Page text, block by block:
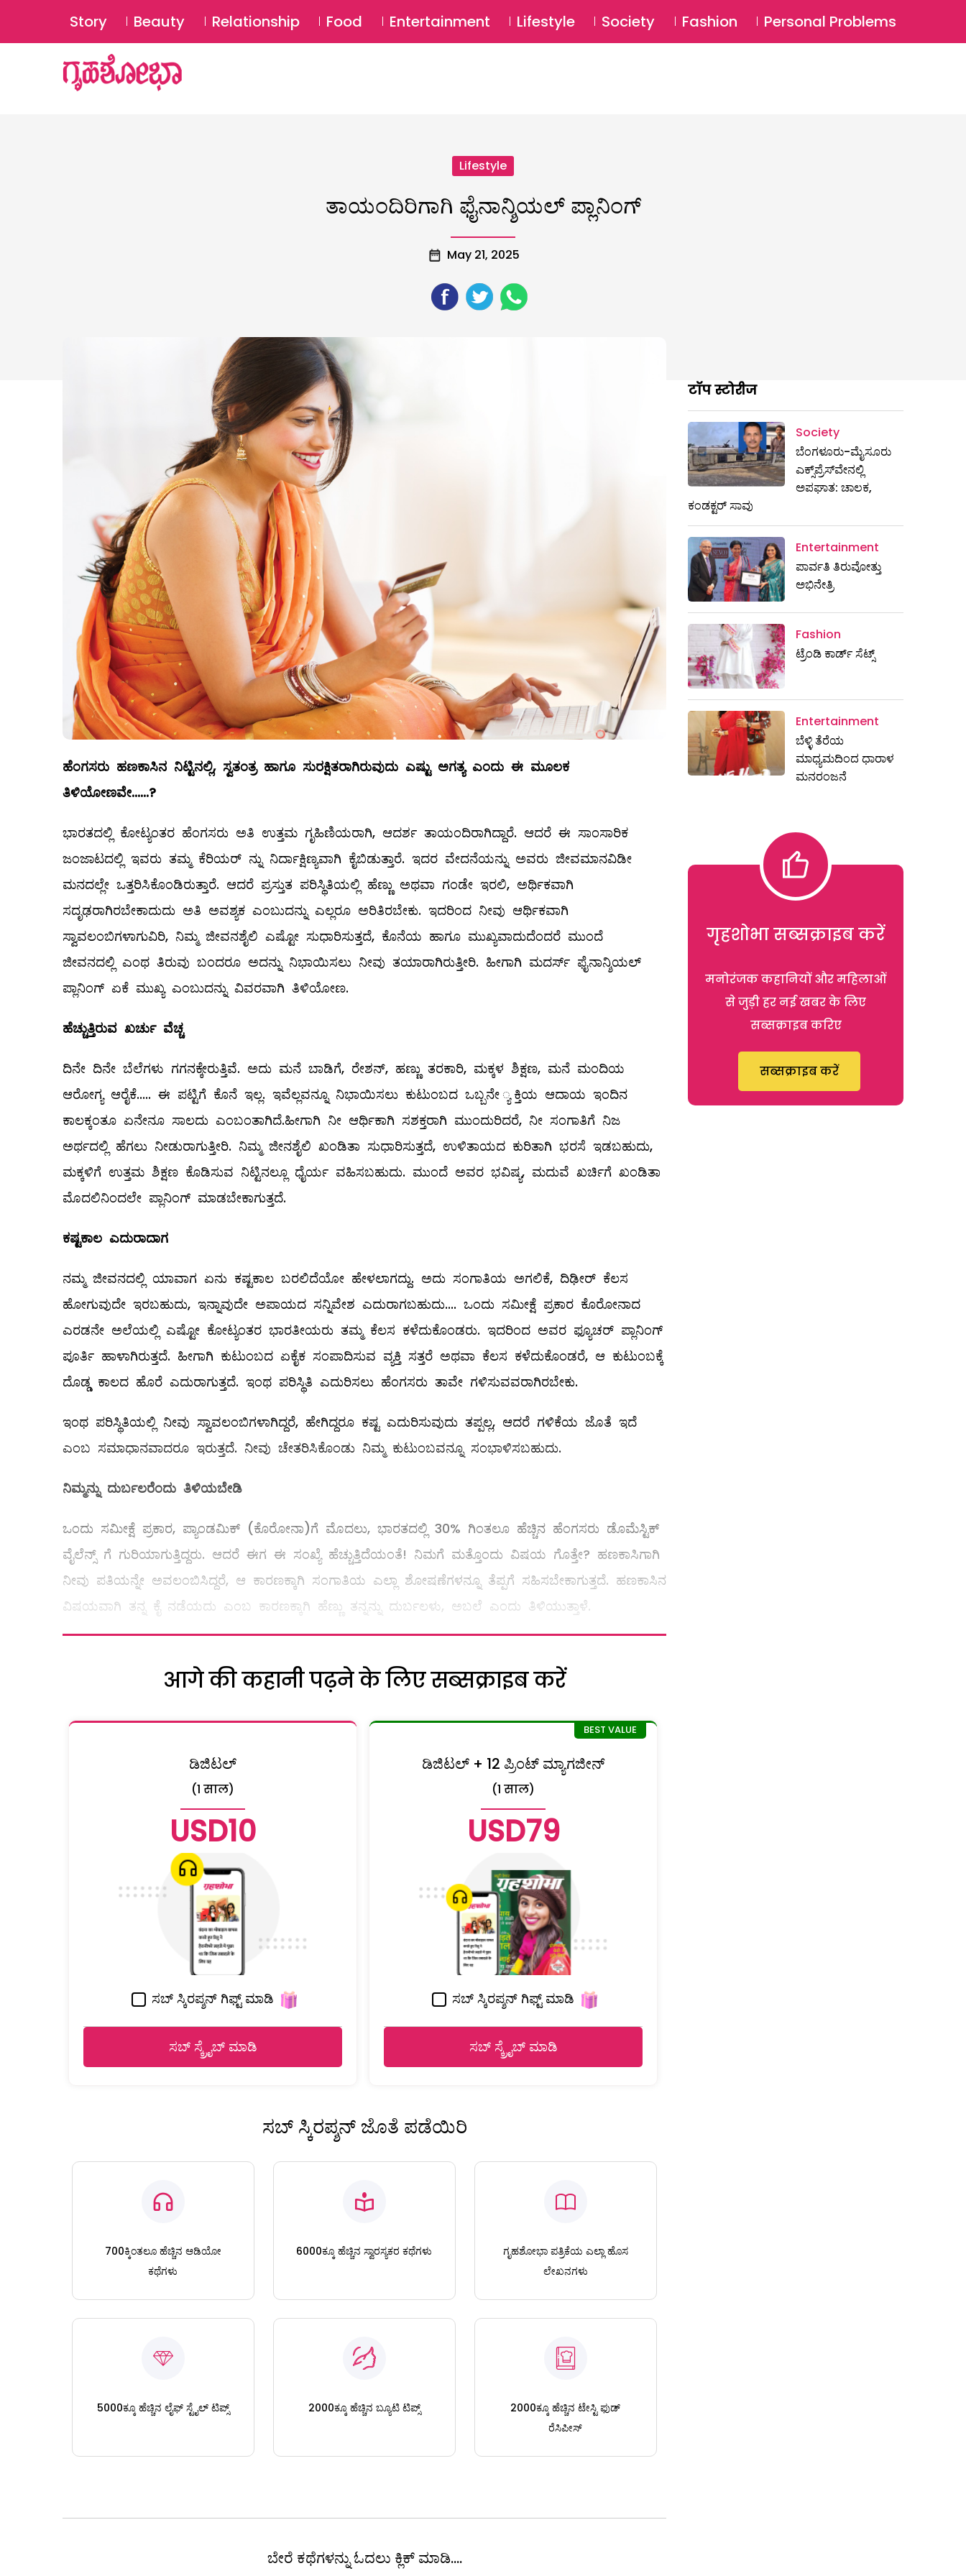
SUBSCRIBE Login ⚲
Story Beauty Relationship Food Entertainment Lifestyle Society Fashion Personal Problems
Lifestyle
ತಾಯಂದಿರಿಗಾಗಿ ಫೈನಾನ್ಶಿಯಲ್ ಪ್ಲಾನಿಂಗ್
May 21, 2025
ಹೆಂಗಸರು ಹಣಕಾಸಿನ ನಿಟ್ಟಿನಲ್ಲಿ, ಸ್ವತಂತ್ರ ಹಾಗೂ ಸುರಕ್ಷಿತರಾಗಿರುವುದು ಎಷ್ಟು ಅಗತ್ಯ ಎಂದು ಈ ಮೂಲಕ
ತಿಳಿಯೋಣವೇ......?
ಭಾರತದಲ್ಲಿ ಕೋಟ್ಯಂತರ ಹೆಂಗಸರು ಅತಿ ಉತ್ತಮ ಗೃಹಿಣಿಯರಾಗಿ, ಆದರ್ಶ ತಾಯಂದಿರಾಗಿದ್ದಾರೆ. ಆದರೆ ಈ ಸಾಂಸಾರಿಕ
ಜಂಜಾಟದಲ್ಲಿ ಇವರು ತಮ್ಮ ಕೆರಿಯರ್‌ ನ್ನು ನಿರ್ದಾಕ್ಷಿಣ್ಯವಾಗಿ ಕೈಬಿಡುತ್ತಾರೆ. ಇದರ ವೇದನೆಯನ್ನು ಅವರು ಜೀವಮಾನವಿಡೀ
ಮನದಲ್ಲೇ ಒತ್ತರಿಸಿಕೊಂಡಿರುತ್ತಾರೆ. ಆದರೆ ಪ್ರಸ್ತುತ ಪರಿಸ್ಥಿತಿಯಲ್ಲಿ ಹೆಣ್ಣು ಅಥವಾ ಗಂಡೇ ಇರಲಿ, ಅರ್ಥಿಕವಾಗಿ
ಸದೃಢರಾಗಿರಬೇಕಾದುದು ಅತಿ ಅವಶ್ಯಕ ಎಂಬುದನ್ನು ಎಲ್ಲರೂ ಅರಿತಿರಬೇಕು. ಇದರಿಂದ ನೀವು ಆರ್ಥಿಕವಾಗಿ
ಸ್ವಾವಲಂಬಿಗಳಾಗುವಿರಿ, ನಿಮ್ಮ ಜೀವನಶೈಲಿ ಎಷ್ಟೋ ಸುಧಾರಿಸುತ್ತದೆ, ಕೊನೆಯ ಹಾಗೂ ಮುಖ್ಯವಾದುದೆಂದರೆ ಮುಂದೆ
ಜೀವನದಲ್ಲಿ ಎಂಥ ತಿರುವು ಬಂದರೂ ಅದನ್ನು ನಿಭಾಯಿಸಲು ನೀವು ತಯಾರಾಗಿರುತ್ತೀರಿ. ಹೀಗಾಗಿ ಮದರ್ಸ್‌ ಫೈನಾನ್ಶಿಯಲ್
ಪ್ಲಾನಿಂಗ್‌ ಏಕೆ ಮುಖ್ಯ ಎಂಬುದನ್ನು ವಿವರವಾಗಿ ತಿಳಿಯೋಣ.
ಹೆಚ್ಚುತ್ತಿರುವ ಖರ್ಚು ವೆಚ್ಚ
ದಿನೇ ದಿನೇ ಬೆಲೆಗಳು ಗಗನಕ್ಕೇರುತ್ತಿವೆ. ಅದು ಮನೆ ಬಾಡಿಗೆ, ರೇಶನ್‌, ಹಣ್ಣು ತರಕಾರಿ, ಮಕ್ಕಳ ಶಿಕ್ಷಣ, ಮನೆ ಮಂದಿಯ
ಆರೋಗ್ಯ ಆರೈಕೆ..... ಈ ಪಟ್ಟಿಗೆ ಕೊನೆ ಇಲ್ಲ. ಇವೆಲ್ಲವನ್ನೂ ನಿಭಾಯಿಸಲು ಕುಟುಂಬದ ಒಬ್ಬನೇ ್ಯಕ್ತಿಯ ಆದಾಯ ಇಂದಿನ
ಕಾಲಕ್ಕಂತೂ ಏನೇನೂ ಸಾಲದು ಎಂಬಂತಾಗಿದೆ.ಹೀಗಾಗಿ ನೀ ಆರ್ಥಿಕಾಗಿ ಸಶಕ್ತರಾಗಿ ಮುಂದುರಿದರೆ, ನೀ ಸಂಗಾತಿಗೆ ನಿಜ
ಅರ್ಥದಲ್ಲಿ ಹೆಗಲು ನೀಡುರಾಗುತ್ತೀರಿ. ನಿಮ್ಮ ಜೀನಶೈಲಿ ಖಂಡಿತಾ ಸುಧಾರಿಸುತ್ತದೆ, ಉಳಿತಾಯದ ಕುರಿತಾಗಿ ಭರಸೆ ಇಡಬಹುದು,
ಮಕ್ಕಳಿಗೆ ಉತ್ತಮ ಶಿಕ್ಷಣ ಕೊಡಿಸುವ ನಿಟ್ಟಿನಲ್ಲೂ ಧೈರ್ಯ ವಹಿಸಬಹುದು. ಮುಂದೆ ಅವರ ಭವಿಷ್ಯ, ಮದುವೆ ಖರ್ಚಿಗೆ ಖಂಡಿತಾ
ಮೊದಲಿನಿಂದಲೇ ಪ್ಲಾನಿಂಗ್‌ ಮಾಡಬೇಕಾಗುತ್ತದೆ.
ಕಷ್ಟಕಾಲ ಎದುರಾದಾಗ
ನಮ್ಮ ಜೀವನದಲ್ಲಿ ಯಾವಾಗ ಏನು ಕಷ್ಟಕಾಲ ಬರಲಿದೆಯೋ ಹೇಳಲಾಗದ್ದು. ಅದು ಸಂಗಾತಿಯ ಅಗಲಿಕೆ, ದಿಢೀರ್‌ ಕೆಲಸ
ಹೋಗುವುದೇ ಇರಬಹುದು, ಇನ್ನಾವುದೇ ಅಪಾಯದ ಸನ್ನಿವೇಶ ಎದುರಾಗಬಹುದು.... ಒಂದು ಸಮೀಕ್ಷೆ ಪ್ರಕಾರ ಕೊರೋನಾದ
ಎರಡನೇ ಅಲೆಯಲ್ಲಿ ಎಷ್ಟೋ ಕೋಟ್ಯಂತರ ಭಾರತೀಯರು ತಮ್ಮ ಕೆಲಸ ಕಳೆದುಕೊಂಡರು. ಇದರಿಂದ ಅವರ ಫ್ಯೂಚರ್ ಪ್ಲಾನಿಂಗ್‌
ಪೂರ್ತಿ ಹಾಳಾಗಿರುತ್ತದೆ. ಹೀಗಾಗಿ ಕುಟುಂಬದ ಏಕೈಕ ಸಂಪಾದಿಸುವ ವ್ಯಕ್ತಿ ಸತ್ತರೆ ಅಥವಾ ಕೆಲಸ ಕಳೆದುಕೊಂಡರೆ, ಆ ಕುಟುಂಬಕ್ಕೆ
ದೊಡ್ಡ ಕಾಲದ ಹೊರೆ ಎದುರಾಗುತ್ತದೆ. ಇಂಥ ಪರಿಸ್ಥಿತಿ ಎದುರಿಸಲು ಹೆಂಗಸರು ತಾವೇ ಗಳಿಸುವವರಾಗಿರಬೇಕು.
ಇಂಥ ಪರಿಸ್ಥಿತಿಯಲ್ಲಿ ನೀವು ಸ್ವಾವಲಂಬಿಗಳಾಗಿದ್ದರೆ, ಹೇಗಿದ್ದರೂ ಕಷ್ಟ ಎದುರಿಸುವುದು ತಪ್ಪಲ್ಲ, ಆದರೆ ಗಳಿಕೆಯ ಜೊತೆ ಇದೆ
ಎಂಬ ಸಮಾಧಾನವಾದರೂ ಇರುತ್ತದೆ. ನೀವು ಚೇತರಿಸಿಕೊಂಡು ನಿಮ್ಮ ಕುಟುಂಬವನ್ನೂ ಸಂಭಾಳಿಸಬಹುದು.
ನಿಮ್ಮನ್ನು ದುರ್ಬಲರೆಂದು ತಿಳಿಯಬೇಡಿ
ಒಂದು ಸಮೀಕ್ಷೆ ಪ್ರಕಾರ, ಪ್ಯಾಂಡಮಿಕ್‌ (ಕೊರೋನಾ)ಗೆ ಮೊದಲು, ಭಾರತದಲ್ಲಿ 30% ಗಿಂತಲೂ ಹೆಚ್ಚಿನ ಹೆಂಗಸರು ಡೊಮೆಸ್ಟಿಕ್‌
ವೈಲೆನ್ಸ್ ಗೆ ಗುರಿಯಾಗುತ್ತಿದ್ದರು. ಆದರೆ ಈಗ ಈ ಸಂಖ್ಯೆ ಹೆಚ್ಚುತ್ತಿದೆಯಂತೆ! ನಿಮಗೆ ಮತ್ತೊಂದು ವಿಷಯ ಗೊತ್ತೇ? ಹಣಕಾಸಿಗಾಗಿ
ನೀವು ಪತಿಯನ್ನೇ ಅವಲಂಬಿಸಿದ್ದರೆ, ಆ ಕಾರಣಕ್ಕಾಗಿ ಸಂಗಾತಿಯ ಎಲ್ಲಾ ಶೋಷಣೆಗಳನ್ನೂ ತೆಪ್ಪಗೆ ಸಹಿಸಬೇಕಾಗುತ್ತದೆ. ಹಣಕಾಸಿನ
ವಿಷಯವಾಗಿ ತನ್ನ ಕೈ ನಡೆಯದು ಎಂಬ ಕಾರಣಕ್ಕಾಗಿ ಹೆಣ್ಣು ತನ್ನನ್ನು ದುರ್ಬಲಳು, ಅಬಲೆ ಎಂದು ತಿಳಿಯುತ್ತಾಳೆ.
आगे की कहानी पढ़ने के लिए सब्सक्राइब करें
ಡಿಜಿಟಲ್
(1 साल)
USD10
ಸಬ್ ಸ್ಕಿರಪ್ಶನ್ ಗಿಫ್ಟ್ ಮಾಡಿ
ಸಬ್ ಸ್ಕ್ರೈಬ್ ಮಾಡಿ
ಡಿಜಿಟಲ್ + 12 ಪ್ರಿಂಟ್ ಮ್ಯಾಗಜೀನ್
(1 साल)
USD79
ಸಬ್ ಸ್ಕಿರಪ್ಶನ್ ಗಿಫ್ಟ್ ಮಾಡಿ
ಸಬ್ ಸ್ಕ್ರೈಬ್ ಮಾಡಿ
ಸಬ್ ಸ್ಕಿರಪ್ಶನ್ ಜೊತೆ ಪಡೆಯಿರಿ
700ಕ್ಕಿಂತಲೂ ಹೆಚ್ಚಿನ ಆಡಿಯೋ
ಕಥೆಗಳು
6000ಕ್ಕೂ ಹೆಚ್ಚಿನ ಸ್ವಾರಸ್ಯಕರ ಕಥೆಗಳು
ಗೃಹಶೋಭಾ ಪತ್ರಿಕೆಯ ಎಲ್ಲಾ ಹೊಸ
ಲೇಖನಗಳು
5000ಕ್ಕೂ ಹೆಚ್ಚಿನ ಲೈಫ್ ಸ್ಟೈಲ್ ಟಿಪ್ಸ್ 2000ಕ್ಕೂ ಹೆಚ್ಚಿನ ಬ್ಯೂಟಿ ಟಿಪ್ಸ್
2000ಕ್ಕೂ ಹೆಚ್ಚಿನ ಟೇಸ್ಟಿ ಫುಡ್
ರೆಸಿಪೀಸ್
ಬೇರೆ ಕಥೆಗಳನ್ನು ಓದಲು ಕ್ಲಿಕ್ ಮಾಡಿ....
टॉप स्टोरीज
Society
ಬೆಂಗಳೂರು-ಮೈಸೂರು
ಎಕ್ಸ್​ಪ್ರೆಸ್‌ವೇನಲ್ಲಿ
ಅಪಘಾತ: ಚಾಲಕ,
ಕಂಡಕ್ಟರ್ ಸಾವು
Entertainment
ಪಾರ್ವತಿ ತಿರುವೋತ್ತು
ಅಭಿನೇತ್ರಿ
Fashion
ಟ್ರೆಂಡಿ ಕಾರ್ಡ್‌ ಸೆಟ್ಸ್
Entertainment
ಬೆಳ್ಳಿ ತೆರೆಯ
ಮಾಧ್ಯಮದಿಂದ ಧಾರಾಳ
ಮನರಂಜನೆ
गृहशोभा सब्सक्राइब करें
मनोरंजक कहानियों और महिलाओं
से जुड़ी हर नई खबर के लिए
सब्सक्राइब करिए
सब्सक्राइब करें